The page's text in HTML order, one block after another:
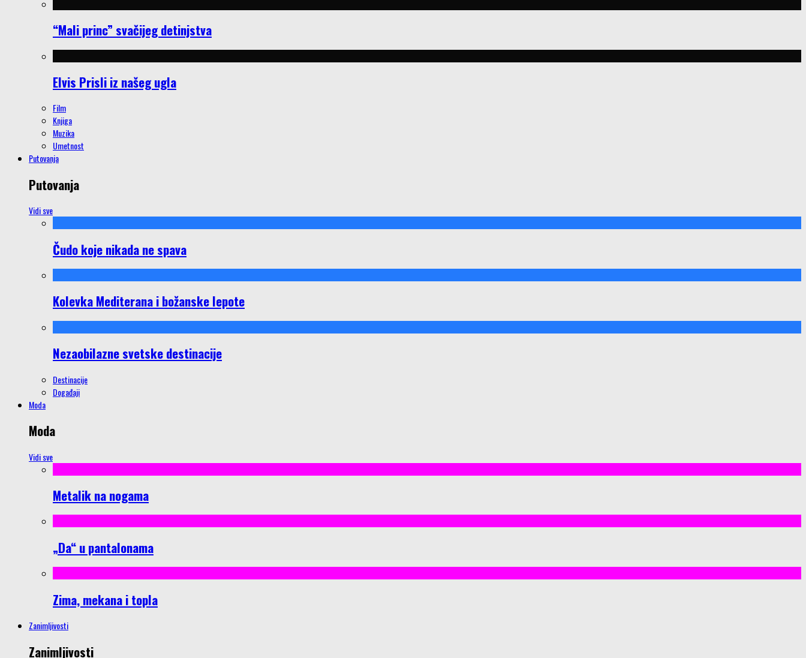
“Mali princ” svačijeg detinjstva
Elvis Prisli iz našeg ugla
Film
Knjiga
Muzika
Umetnost
Putovanja
Putovanja
Vidi sve
Čudo koje nikada ne spava
Kolevka Mediterana i božanske lepote
Nezaobilazne svetske destinacije
Destinacije
Događaji
Moda
Moda
Vidi sve
Metalik na nogama
„Da“ u pantalonama
Zima, mekana i topla
Zanimljivosti
Zanimljivosti